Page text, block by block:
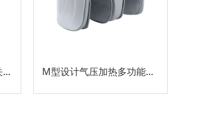
3D气压多部位多模式膝关节按摩器 M型设计气压加热多功能膝关节按摩器